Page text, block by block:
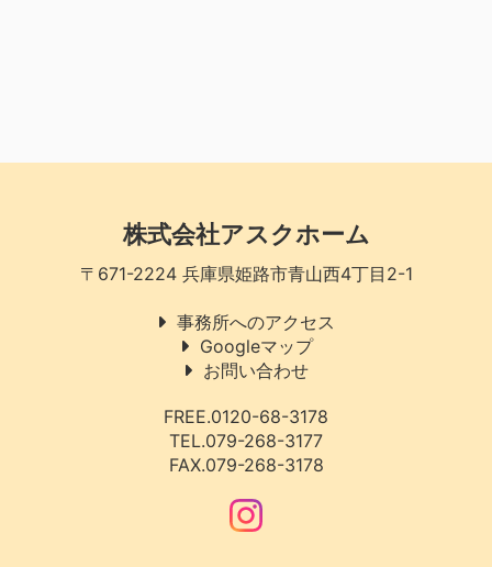
株式会社アスクホーム
〒671-2224 兵庫県姫路市青山西4丁目2-1
事務所へのアクセス
Googleマップ
お問い合わせ
FREE.0120-68-3178
TEL.079-268-3177
FAX.079-268-3178